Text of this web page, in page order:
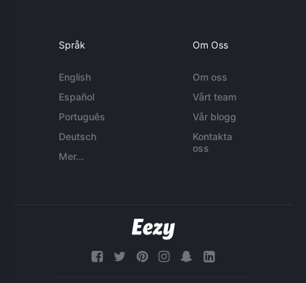
Språk
English
Español
Português
Deutsch
Mer...
Om Oss
Om oss
Vårt team
Vår blogg
Kontakta
oss